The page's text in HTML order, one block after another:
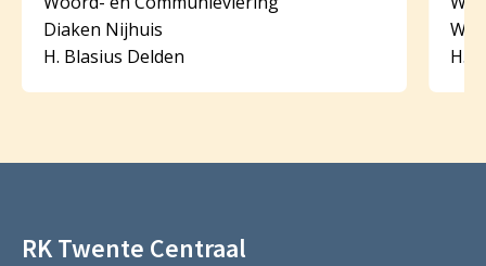
Diaken Nijhuis
H. Blasius Delden
H.
RK Twente Centraal